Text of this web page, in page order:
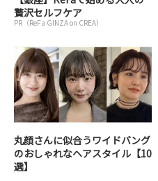
贅沢セルフケア
PR（ReFa GINZA on CREA）
丸顔さんに似合うワイドバング
のおしゃれなヘアスタイル【10
選】